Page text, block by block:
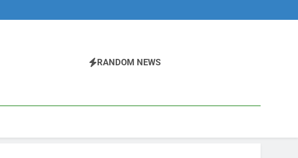
RANDOM NEWS